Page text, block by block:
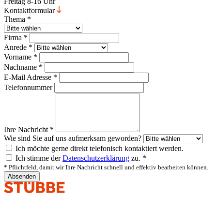
Kontaktformular
Thema *
Firma *
Anrede *
Vorname *
Nachname *
E-Mail Adresse *
Telefonnummer
Ihre Nachricht *
Wie sind Sie auf uns aufmerksam geworden?
Ich möchte gerne direkt telefonisch kontaktiert werden.
Ich stimme derDatenschutzerklärung zu. *
* Pflichtfeld, damit wir Ihre Nachricht schnell und effektiv bearbeiten können.
Absenden